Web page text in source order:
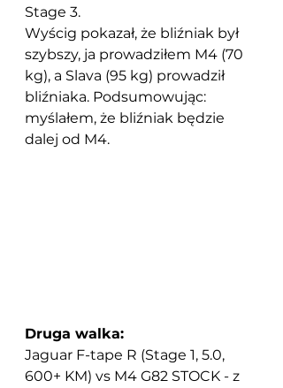
Stage 3.
Wyścig pokazał, że bliźniak był
szybszy, ja prowadziłem M4 (70
kg), a Slava (95 kg) prowadził
bliźniaka. Podsumowując:
myślałem, że bliźniak będzie
dalej od M4.
Druga walka:
Jaguar F-tape R (Stage 1, 5.0,
600+ KM) vs M4 G82 STOCK - z